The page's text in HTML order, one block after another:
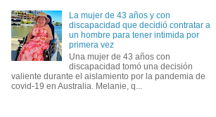
La mujer de 43 años y con
discapacidad que decidió contratar a
un hombre para tener intimida por
primera vez
Una mujer de 43 años con
discapacidad tomó una decisión
valiente durante el aislamiento por la pandemia de
covid-19 en Australia. Melanie, q...